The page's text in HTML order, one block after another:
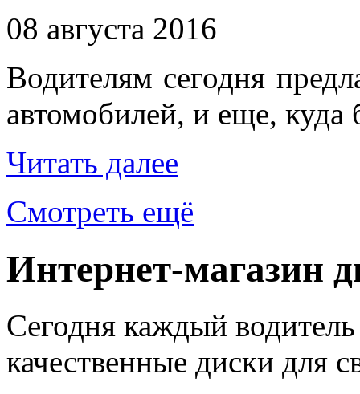
08 августа 2016
Водителям сегодня
автомобилей, и еще,
Читать далее
Смотреть ещё
Интернет-магазин
Сегодня каждый
качественные диски для